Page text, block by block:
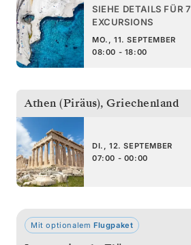
SIEHE DETAILS FÜR 7
EXCURSIONS
MO., 11. SEPTEMBER
08:00 - 18:00
Athen (Piräus), Griechenland
DI., 12. SEPTEMBER
07:00 - 00:00
Mit optionalem Flugpaket